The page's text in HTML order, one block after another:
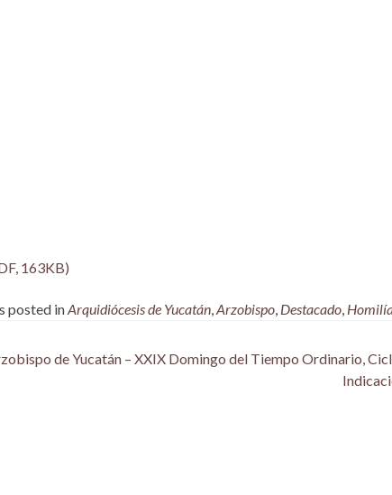
163KB)
posted inArquidiócesis de Yucatán,Arzobispo, Destacado,
de Yucatán – XXIX Domingo del Tiempo Ordinario,